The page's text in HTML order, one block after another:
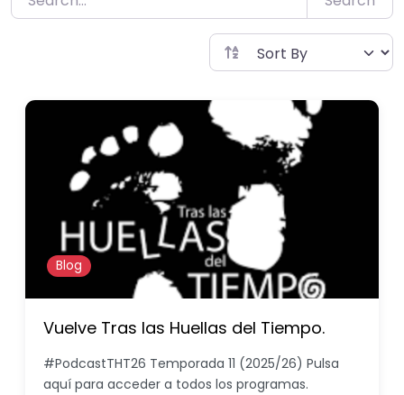
Blog
Vuelve Tras las Huellas del Tiempo.
#PodcastTHT26 Temporada 11 (2025/26) Pulsa
aquí para acceder a todos los programas.